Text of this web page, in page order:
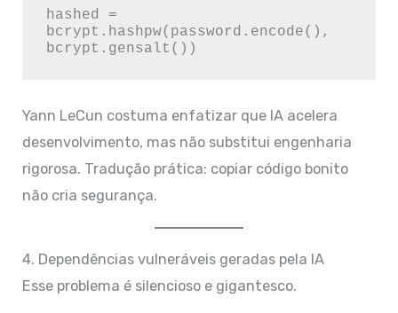
hashed =
bcrypt.hashpw(password.encode(),
Yann LeCun costuma enfatizar que IA acelera
desenvolvimento, mas não substitui engenharia
rigorosa. Tradução prática: copiar código bonito
não cria segurança.
4. Dependências vulneráveis geradas pela IA
Esse problema é silencioso e gigantesco.